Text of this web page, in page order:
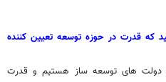
که قدرت در حوزه توسعه تعیین کننده
دولت های توسعه ساز هستیم و قدرت